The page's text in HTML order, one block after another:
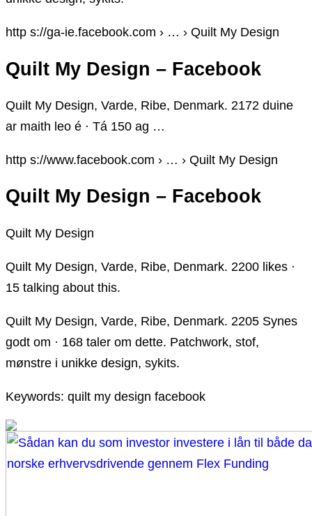
http s://ga-ie.facebook.com › … › Quilt My Design
Quilt My Design – Facebook
Quilt My Design, Varde, Ribe, Denmark. 2172 duine
ar maith leo é · Tá 150 ag …
http s://www.facebook.com › … › Quilt My Design
Quilt My Design – Facebook
Quilt My Design
Quilt My Design, Varde, Ribe, Denmark. 2200 likes ·
15 talking about this.
Quilt My Design, Varde, Ribe, Denmark. 2205 Synes
godt om · 168 taler om dette. Patchwork, stof,
mønstre i unikke design, sykits.
Keywords: quilt my design facebook